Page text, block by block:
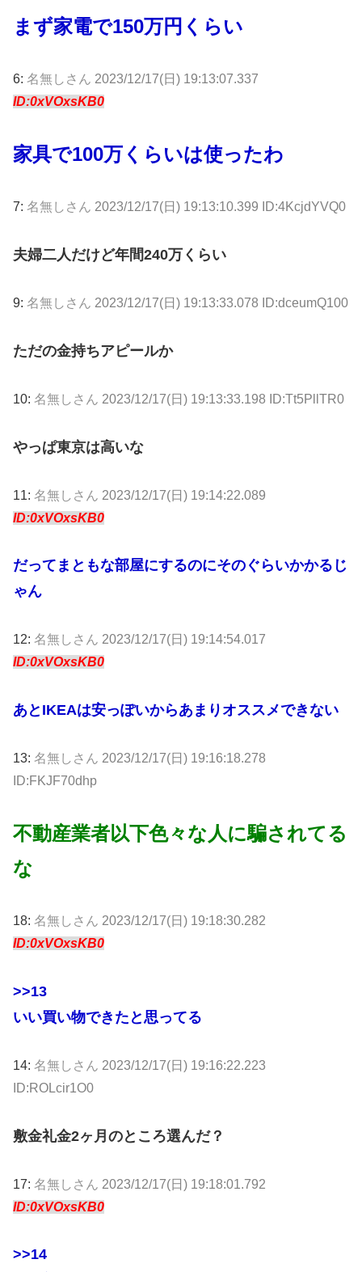
まず家電で150万円くらい
6: 名無しさん 2023/12/17(日) 19:13:07.337
ID:0xVOxsKB0
家具で100万くらいは使ったわ
7: 名無しさん 2023/12/17(日) 19:13:10.399 ID:4KcjdYVQ0
夫婦二人だけど年間240万くらい
9: 名無しさん 2023/12/17(日) 19:13:33.078 ID:dceumQ100
ただの金持ちアピールか
10: 名無しさん 2023/12/17(日) 19:13:33.198 ID:Tt5PllTR0
やっぱ東京は高いな
11: 名無しさん 2023/12/17(日) 19:14:22.089
ID:0xVOxsKB0
だってまともな部屋にするのにそのぐらいかかるじ
ゃん
12: 名無しさん 2023/12/17(日) 19:14:54.017
ID:0xVOxsKB0
あとIKEAは安っぽいからあまりオススメできない
13: 名無しさん 2023/12/17(日) 19:16:18.278
ID:FKJF70dhp
不動産業者以下色々な人に騙されてる
な
18: 名無しさん 2023/12/17(日) 19:18:30.282
ID:0xVOxsKB0
>>13
いい買い物できたと思ってる
14: 名無しさん 2023/12/17(日) 19:16:22.223
ID:ROLcir1O0
敷金礼金2ヶ月のところ選んだ？
17: 名無しさん 2023/12/17(日) 19:18:01.792
ID:0xVOxsKB0
>>14